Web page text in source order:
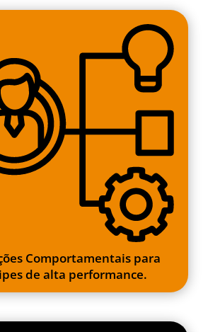
Comportamentais para
de alta performance.